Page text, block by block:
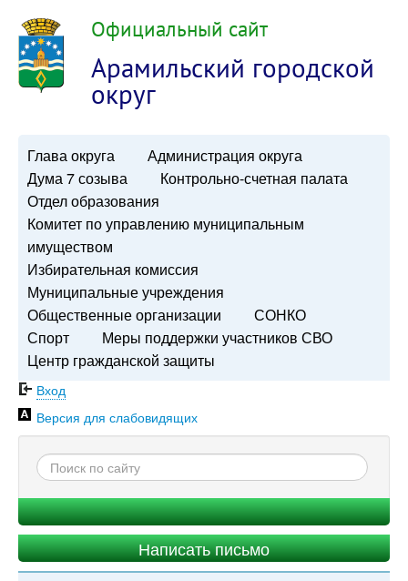
Официальный сайт
Арамильский городской
округ
Глава округа
Администрация округа
Дума 7 созыва
Контрольно-счетная палата
Отдел образования
Комитет по управлению муниципальным
имуществом
Избирательная комиссия
Муниципальные учреждения
Общественные организации
СОНКО
Спорт
Меры поддержки участников СВО
Центр гражданской защиты
Вход
Версия для слабовидящих
Написать письмо